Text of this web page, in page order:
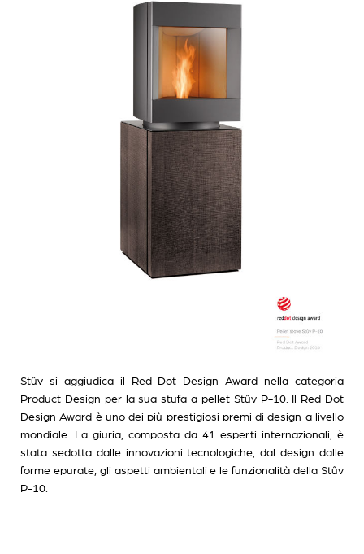
Stûv si aggiudica il Red Dot Design Award nella categoria
Product Design per la sua stufa a pellet Stûv P-10. Il Red Dot
Design Award è uno dei più prestigiosi premi di design a livello
mondiale. La giuria, composta da 41 esperti internazionali, è
stata sedotta dalle innovazioni tecnologiche, dal design dalle
forme epurate, gli aspetti ambientali e le funzionalità della Stûv
P-10.